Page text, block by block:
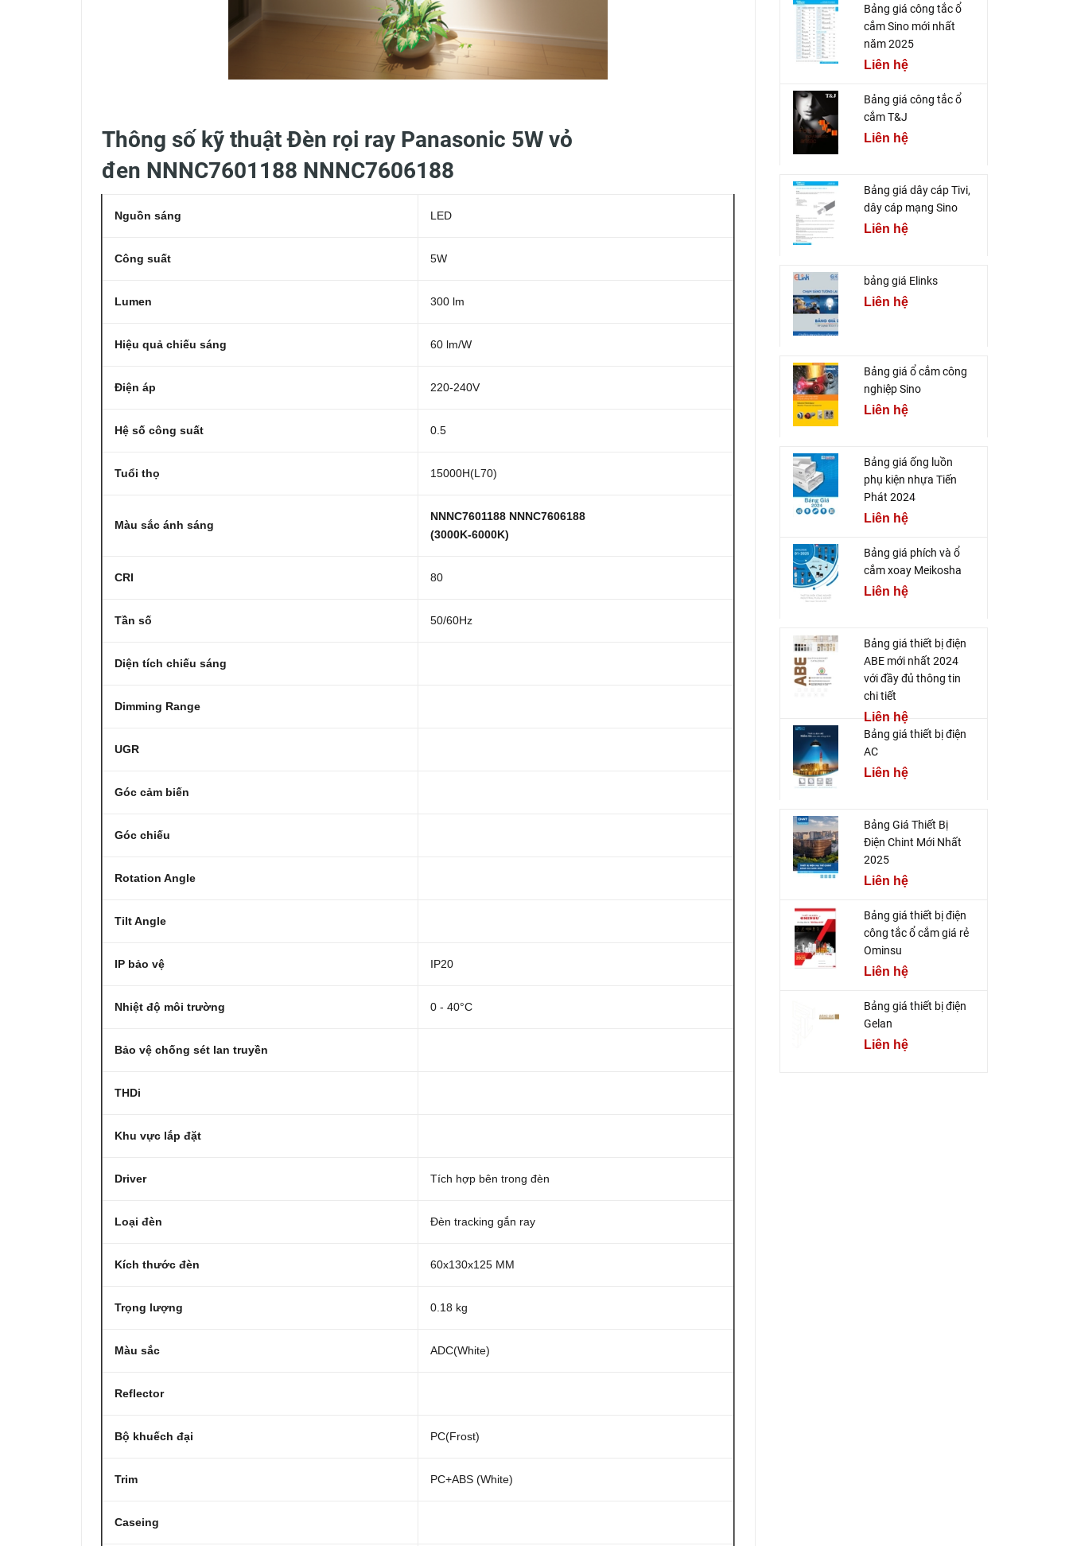
Thông số kỹ thuật Đèn rọi ray Panasonic 5W vỏ
đen NNNC7601188 NNNC7606188
Nguồn sáng LED
Công suất 5W
Lumen 300 lm
Hiệu quả chiếu sáng 60 lm/W
Điện áp 220-240V
Hệ số công suất 0.5
Tuổi thọ 15000H(L70)
Màu sắc ánh sáng
NNNC7601188 NNNC7606188
(3000K-6000K)
CRI 80
Tần số 50/60Hz
Diện tích chiếu sáng
Dimming Range
UGR
Góc cảm biến
Góc chiếu
Rotation Angle
Tilt Angle
IP bảo vệ IP20
Nhiệt độ môi trường 0 - 40°C
Bảo vệ chống sét lan truyền
THDi
Khu vực lắp đặt
Driver Tích hợp bên trong đèn
Loại đèn Đèn tracking gắn ray
Kích thước đèn 60x130x125 MM
Trọng lượng 0.18 kg
Màu sắc ADC(White)
Reflector
Bộ khuếch đại PC(Frost)
Trim PC+ABS (White)
Caseing
Bảng giá công tắc ổ
cắm Sino mới nhất
năm 2025
Liên hệ
Bảng giá công tắc ổ
cắm T&J
Liên hệ
Bảng giá dây cáp Tivi,
dây cáp mạng Sino
Liên hệ
bảng giá Elinks
Liên hệ
Bảng giá ổ cắm công
nghiệp Sino
Liên hệ
Bảng giá ống luồn
phụ kiện nhựa Tiến
Phát 2024
Liên hệ
Bảng giá phích và ổ
cắm xoay Meikosha
Liên hệ
Bảng giá thiết bị điện
ABE mới nhất 2024
với đầy đủ thông tin
chi tiết
Liên hệ
Bảng giá thiết bị điện
AC
Liên hệ
Bảng Giá Thiết Bị
Điện Chint Mới Nhất
2025
Liên hệ
Bảng giá thiết bị điện
công tắc ổ cắm giá rẻ
Ominsu
Liên hệ
Bảng giá thiết bị điện
Gelan
Liên hệ